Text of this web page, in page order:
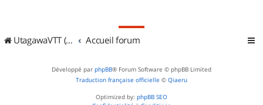
UtagawaVTT (Randos VTT et VTTAE avec traces GPS) Accueil forum
Développé par phpBB® Forum Software © phpBB Limited
Traduction française officielle © Qiaeru
Optimized by: phpBB SEO